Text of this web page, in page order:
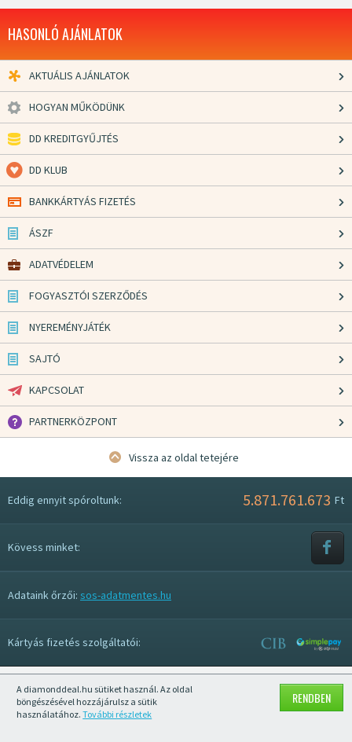
A diamonddeal.hu sütiket használ. Az oldal
böngészésével hozzájárulsz a sütik
használatához.További részletek
RENDBEN
HASONLÓ AJÁNLATOK
AKTUÁLIS AJÁNLATOK
HOGYAN MŰKÖDÜNK
DD KREDITGYŰJTÉS
DD KLUB
BANKKÁRTYÁS FIZETÉS
ÁSZF
ADATVÉDELEM
FOGYASZTÓI SZERZŐDÉS
NYEREMÉNYJÁTÉK
SAJTÓ
KAPCSOLAT
PARTNERKÖZPONT
Vissza az oldal tetejére
Eddig ennyit spóroltunk: 5.871.761.673 Ft
Kövess minket:
Adataink őrzői: sos-adatmentes.hu
Kártyás fizetés szolgáltatói:
Mobil nézet kikapcsolása